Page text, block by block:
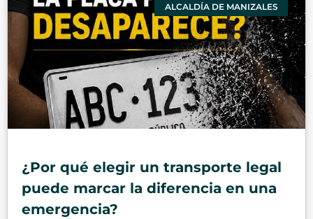
ALCALDÍA DE MANIZALES
¿Por qué elegir un transporte legal
puede marcar la diferencia en una
emergencia?